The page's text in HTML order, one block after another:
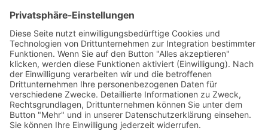
Geschäftsmodelle
›Vorstandswechsel Westenergie: Böddeling übernimmt
befristet
›Wasserstoff-Hochlauf: Dialog, Infrastruktur und
konkrete Schritte
›Solaranlage Regenbogenfarben: FC St. Pauli und
LichtBlick installieren erste weltweite Anlage